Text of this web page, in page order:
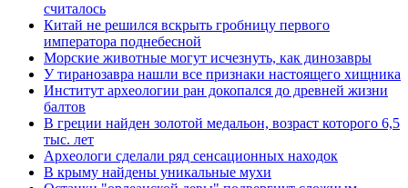
считалось
Китай не решился вскрыть гробницу первого
императора поднебесной
Морские животные могут исчезнуть, как динозавры
У тиранозавра нашли все признаки настоящего хищника
Институт археологии ран докопался до древней жизни
балтов
В греции найден золотой медальон, возраст которого 6,5
тыс. лет
Археологи сделали ряд сенсационных находок
В крыму найдены уникальные мухи